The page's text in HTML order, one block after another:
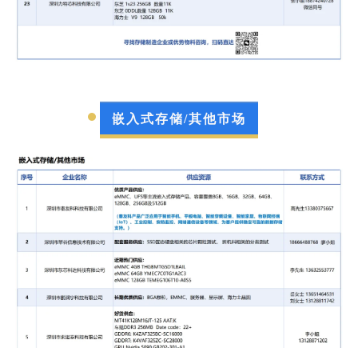
嵌入式存储/其他市场